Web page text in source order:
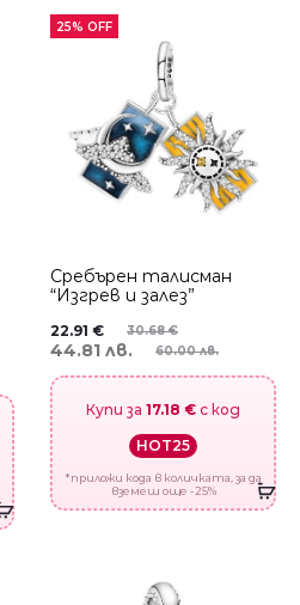
25% OFF
Сребърен талисман
“Изгрев и залез”
30.68€
22.91 €
60.00 лв.
44.81 лв.
Купи за 17.18 € с код
HOT25
*приложи кода в количката, за да
вземеш още -25%